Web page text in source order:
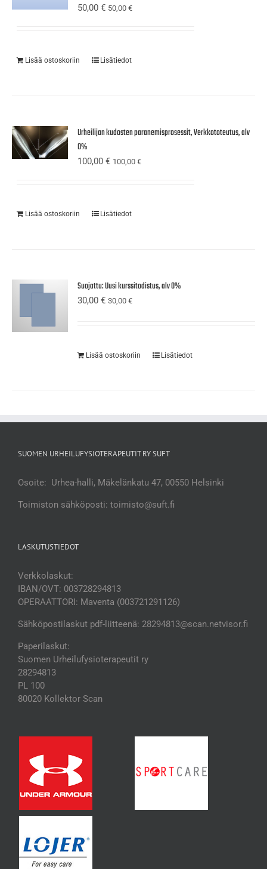
50,00€ 50,00€
Lisää ostoskoriin Lisätiedot
Urheilijan kudosten paranemisprosessit, Verkkototeutus, alv
0%
100,00€ 100,00€
Lisää ostoskoriin Lisätiedot
Suojattu: Uusi kurssitodistus, alv 0%
30,00€ 30,00€
Lisää ostoskoriin Lisätiedot
SUOMEN URHEILUFYSIOTERAPEUTIT RY SUFT
Osoite: Urhea-halli, Mäkelänkatu 47, 00550 Helsinki
Toimiston sähköposti: toimisto@suft.fi
LASKUTUSTIEDOT
Verkkolaskut:
IBAN/OVT: 003728294813
OPERAATTORI: Maventa (003721291126)
Sähköpostilaskut pdf-liitteenä: 28294813@scan.netvisor.fi
Paperilaskut:
Suomen Urheilufysioterapeutit ry
28294813
PL 100
80020 Kollektor Scan